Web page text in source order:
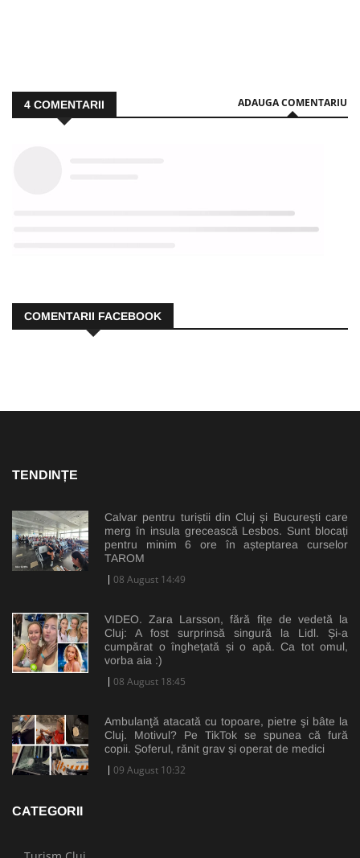
4 COMENTARII ADAUGA COMENTARIU
COMENTARII FACEBOOK
TENDINȚE
Calvar pentru turiștii din Cluj și București care
merg în insula grecească Lesbos. Sunt blocați
pentru minim 6 ore în așteptarea curselor
TAROM
08 August 14:49
VIDEO. Zara Larsson, fără fițe de vedetă la
Cluj: A fost surprinsă singură la Lidl. Și-a
cumpărat o înghețată și o apă. Ca tot omul,
vorba aia :)
08 August 18:45
Ambulanţă atacată cu topoare, pietre şi bâte la
Cluj. Motivul? Pe TikTok se spunea că fură
copii. Șoferul, rănit grav și operat de medici
09 August 10:32
CATEGORII